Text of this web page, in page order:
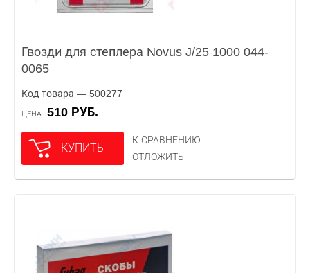
Гвозди для степлера Novus J/25 1000 044-
0065
Код товара — 500277
ЦЕНА 510 РУБ.
КУПИТЬ
К СРАВНЕНИЮ
ОТЛОЖИТЬ